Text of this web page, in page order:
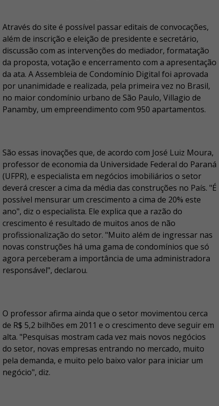
Através do site é possível passar editais de convocações,
além de inscrição e eleição de presidente e secretário,
discussão com as intervenções do mediador, formatação
da proposta, votação e encerramento com a apresentação
da ata. A Assembleia de Condomínio Digital foi aprovada
por unanimidade e realizada, pela primeira vez no Brasil,
no maior condomínio urbano de São Paulo, Villagio de
Panamby, um empreendimento com 950 apartamentos.
São essas inovações que, de acordo com José Luiz Moura,
professor de economia da Universidade Federal do Paraná
(UFPR), e especialista em negócios imobiliários o setor
deverá crescer a cima da média das construções no País. "É
possível mensurar um crescimento a cima de 20% este
ano", diz o especialista. Ele explica que a razão do
crescimento é resultado de muitos anos de não
profissionalização do setor. "Muito além de ingressar nas
novas construções há uma gama de condomínios que só
agora perceberam a importância de uma administradora
responsável", declarou.
O professor afirma ainda que o setor movimentou cerca
de R$ 5,2 bilhões em 2011 e o crescimento deve seguir em
alta. "Pesquisas mostram cada vez mais novos negócios
do setor, novas empresas entrando no mercado, muito
pela demanda, e muito pelo baixo valor para iniciar um
negócio", diz.